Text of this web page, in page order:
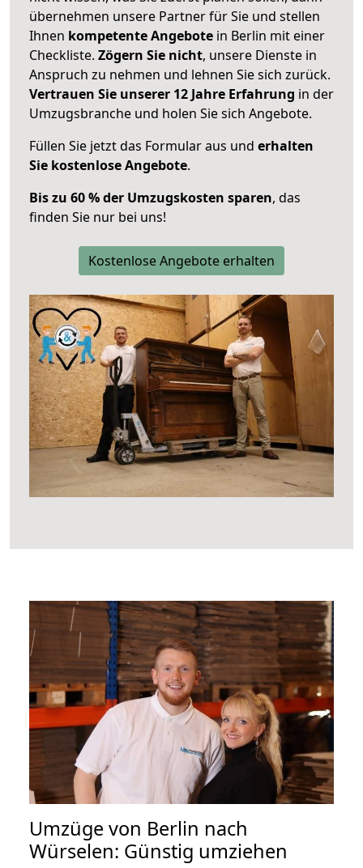
übernehmen unsere Partner für Sie und stellen
Ihnen kompetente Angebote in Berlin mit einer
Checkliste. Zögern Sie nicht, unsere Dienste in
Anspruch zu nehmen und lehnen Sie sich zurück.
Vertrauen Sie unserer 12 Jahre Erfahrung in der
Umzugsbranche und holen Sie sich Angebote.
Füllen Sie jetzt das Formular aus und erhalten
Sie kostenlose Angebote.
Bis zu 60 % der Umzugskosten sparen, das
finden Sie nur bei uns!
Kostenlose Angebote erhalten
Umzüge von Berlin nach
Würselen: Günstig umziehen